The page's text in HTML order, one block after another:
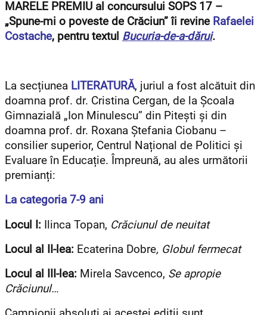
MARELE PREMIU al concursului SOPS 17 –
„Spune-mi o poveste de Crăciun” îi revine Rafaelei
Costache, pentru textul Bucuria-de-a-dărui.
La secțiunea LITERATURĂ, juriul a fost alcătuit din
doamna prof. dr. Cristina Cergan, de la Școala
Gimnazială „Ion Minulescu” din Pitești și din
doamna prof. dr. Roxana Ștefania Ciobanu –
consilier superior, Centrul Național de Politici și
Evaluare în Educație. Împreună, au ales următorii
premianți:
La categoria 7-9 ani
Locul I: Ilinca Topan, Crăciunul de neuitat
Locul al II-lea: Ecaterina Dobre, Globul fermecat
Locul al III-lea: Mirela Savcenco, Se apropie
Crăciunul…